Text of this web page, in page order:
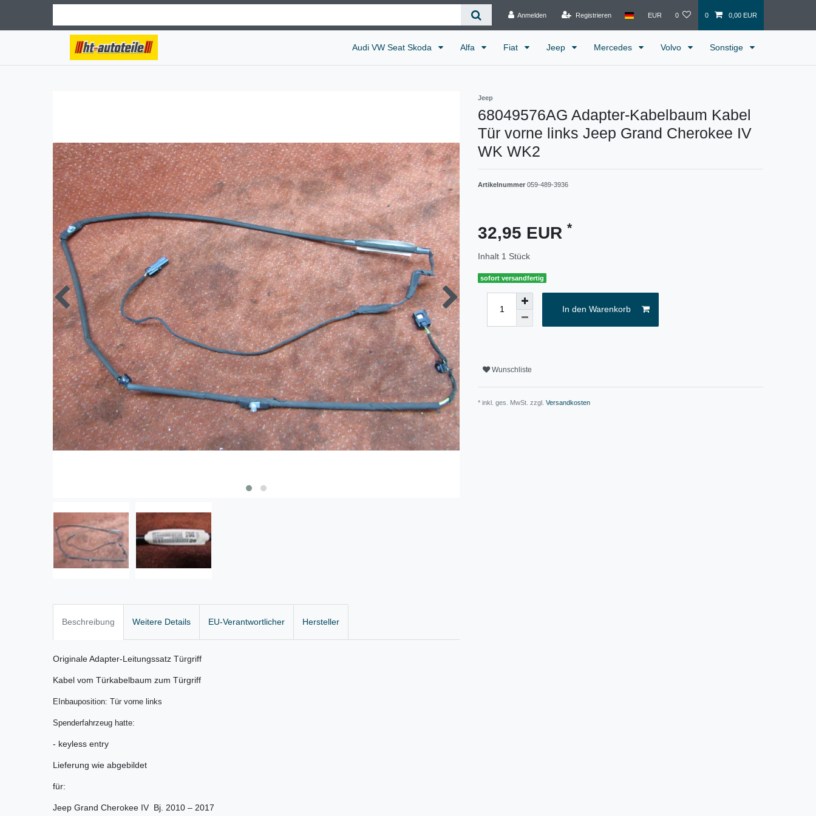
Anmelden Registrieren EUR 0 0 0,00 EUR
Audi VW Seat Skoda Alfa Fiat Jeep Mercedes Volvo Sonstige
Jeep
68049576AG Adapter-Kabelbaum Kabel
Tür vorne links Jeep Grand Cherokee IV
WK WK2
Artikelnummer 059-489-3936
32,95 EUR *
Inhalt 1 Stück
sofort versandfertig
In den Warenkorb
Wunschliste
* inkl. ges. MwSt. zzgl. Versandkosten
Beschreibung Weitere Details EU-Verantwortlicher Hersteller
Originale Adapter-Leitungssatz Türgriff
Kabel vom Türkabelbaum zum Türgriff
EInbauposition: Tür vorne links
Spenderfahrzeug hatte:
- keyless entry
Lieferung wie abgebildet
für:
Jeep Grand Cherokee IV Bj. 2010 – 2017